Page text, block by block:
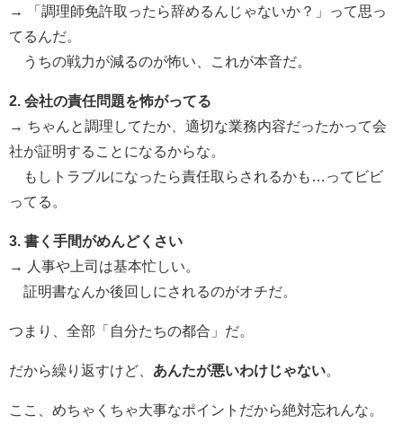
→ 「調理師免許取ったら辞めるんじゃないか？」って思っ
てるんだ。
うちの戦力が減るのが怖い、これが本音だ。
2. 会社の責任問題を怖がってる
→ ちゃんと調理してたか、適切な業務内容だったかって会
社が証明することになるからな。
もしトラブルになったら責任取らされるかも…ってビビ
ってる。
3. 書く手間がめんどくさい
→ 人事や上司は基本忙しい。
証明書なんか後回しにされるのがオチだ。
つまり、全部「自分たちの都合」だ。
だから繰り返すけど、 あんたが悪いわけじゃない
ここ、めちゃくちゃ大事なポイントだから絶対忘れんな。